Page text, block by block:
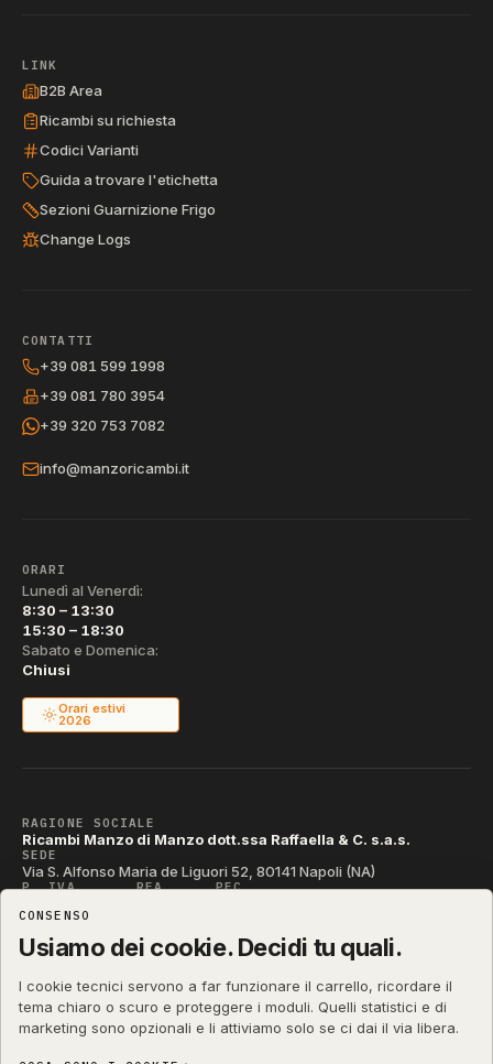
LINK
B2B Area
Ricambi su richiesta
Codici Varianti
Guida a trovare l'etichetta
Sezioni Guarnizione Frigo
Change Logs
CONTATTI
+39 081 599 1998
+39 081 780 3954
+39 320 753 7082
info@manzoricambi.it
ORARI
Lunedì al Venerdì:
8:30 – 13:30
15:30 – 18:30
Sabato e Domenica:
Chiusi
Orari estivi
2026
RAGIONE SOCIALE
Ricambi Manzo di Manzo dott.ssa Raffaella & C. s.a.s.
SEDE
Via S. Alfonso Maria de Liguori 52, 80141 Napoli (NA)
P. IVA REA PEC
CODICE SDI
T04ZHR3
shop.manzoricambi.it
Stefano Russo
CONSENSO
Usiamo dei cookie. Decidi tu quali.
I cookie tecnici servono a far funzionare il carrello, ricordare il
tema chiaro o scuro e proteggere i moduli. Quelli statistici e di
marketing sono opzionali e li attiviamo solo se ci dai il via libera.